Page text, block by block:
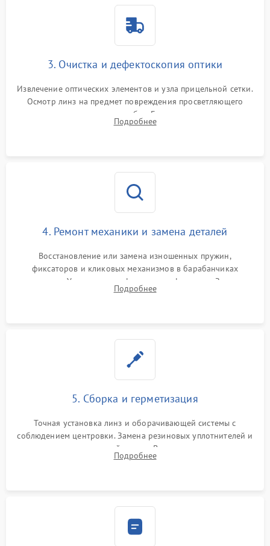
3. Очистка и дефектоскопия оптики
Извлечение оптических элементов и узла прицельной сетки.
Осмотр линз на предмет повреждения просветляющего
покрытия или появления грибка. Бережная очистка стекол
спецрастворами. Проверка целостности гравированной
Подробнее
4. Ремонт механики и замена деталей
Восстановление или замена изношенных пружин,
фиксаторов и кликовых механизмов в барабанчиках
поправок. Устранение люфтов в трансфокаторе. Замена
поврежденных линз, разбитой сетки или восстановление
Подробнее
5. Сборка и герметизация
Точная установка линз и оборачивающей системы с
соблюдением центровки. Замена резиновых уплотнителей и
нанесение влагозащитной смазки. Вакуумирование корпуса
и заполнение его осушенным азотом или аргоном для
Подробнее